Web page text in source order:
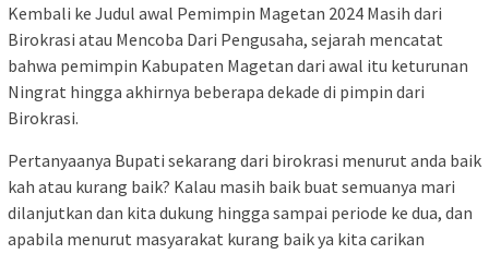
Kembali ke Judul awal Pemimpin Magetan 2024 Masih dari
Birokrasi atau Mencoba Dari Pengusaha, sejarah mencatat
bahwa pemimpin Kabupaten Magetan dari awal itu keturunan
Ningrat hingga akhirnya beberapa dekade di pimpin dari
Birokrasi.
Pertanyaanya Bupati sekarang dari birokrasi menurut anda baik
kah atau kurang baik? Kalau masih baik buat semuanya mari
dilanjutkan dan kita dukung hingga sampai periode ke dua, dan
apabila menurut masyarakat kurang baik ya kita carikan